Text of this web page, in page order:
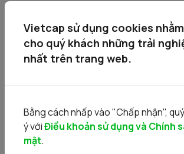
trường thiếu vốn để đầu tư.
Ngay cả khi với một doanh nghiệp tìm đủ
vay, giảm phát cũng kìm kẹp lại quyết định
Với nền kinh tế vĩ mô, nếu giảm phát
kịp thời, thì giảm phát sẽ trở nên ngày
Vietcap sử dụng cookies
cho quý khách những trải
nhất trên trang web.
Bằng cách nhấp vào "Chấp nhận",
ý vớiĐiều khoản sử dụng và Chính
mật.